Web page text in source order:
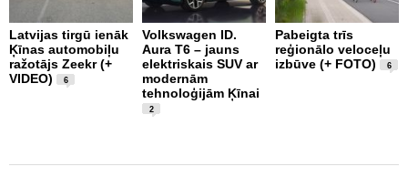
Latvijas tirgū ienāk
Ķīnas automobiļu
ražotājs Zeekr (+
VIDEO)
6
Volkswagen ID.
Aura T6 – jauns
elektriskais SUV ar
modernām
tehnoloģijām Ķīnai
2
Pabeigta trīs
reģionālo veloceļu
izbūve (+ FOTO)
6